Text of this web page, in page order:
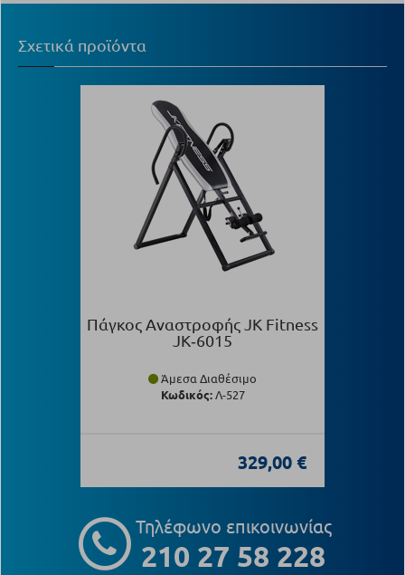
Σχετικά προϊόντα
Πάγκος Αναστροφής JK Fitness
JK‑6015
Άμεσα Διαθέσιμο
Κωδικός:Λ-527
329,00 €
Τηλέφωνο επικοινωνίας
210 27 58 228